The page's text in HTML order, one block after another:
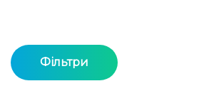
Фільтри